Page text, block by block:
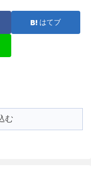
はてブ
む